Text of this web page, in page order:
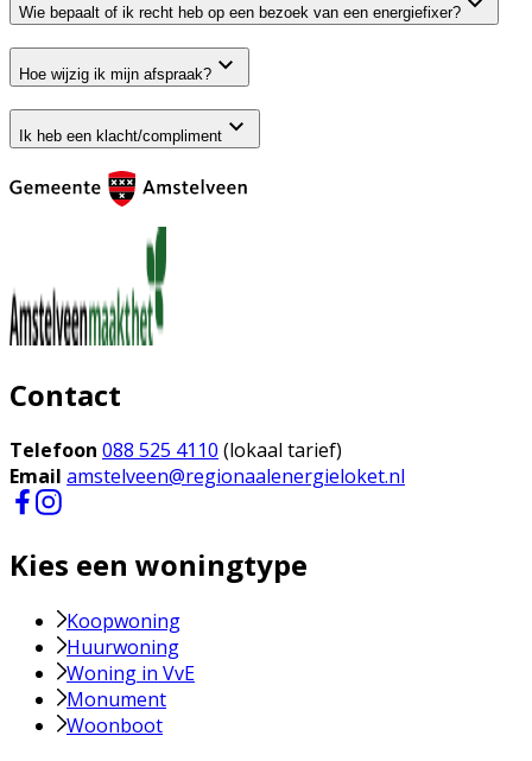
Wie bepaalt of ik recht heb op een bezoek van een energiefixer?
Hoe wijzig ik mijn afspraak?
Ik heb een klacht/compliment
Contact
Telefoon 088 525 4110 (lokaal tarief)
Email amstelveen@regionaalenergieloket.nl
Kies een woningtype
Koopwoning
Huurwoning
Woning in VvE
Monument
Woonboot